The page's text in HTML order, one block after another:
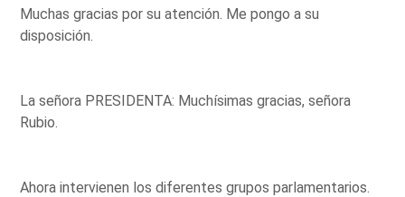
Muchas gracias por su atención. Me pongo a su
disposición.
La señora PRESIDENTA: Muchísimas gracias, señora
Rubio.
Ahora intervienen los diferentes grupos parlamentarios.